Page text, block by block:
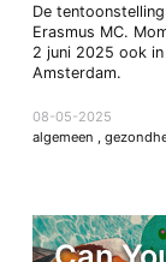
De
Erasmus MC.
2 juni 2025 ook
Amsterdam.
08-05-2025
algemeen ,